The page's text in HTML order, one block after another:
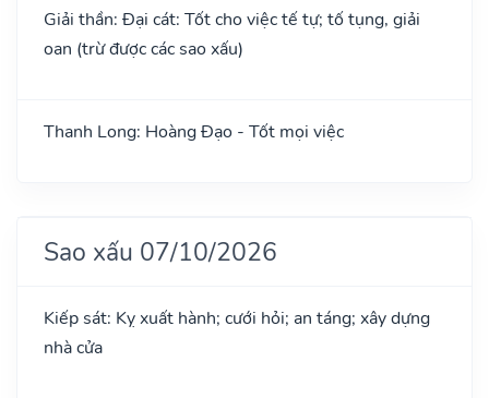
Giải thần: Đại cát: Tốt cho việc tế tự; tố tụng, giải
oan (trừ được các sao xấu)
Thanh Long: Hoàng Đạo - Tốt mọi việc
Sao xấu 07/10/2026
Kiếp sát: Kỵ xuất hành; cưới hỏi; an táng; xây dựng
nhà cửa